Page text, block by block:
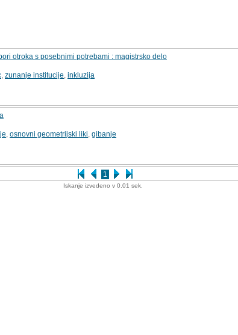
1
otroka s posebnimi potrebami : magistrsko delo
zunanje institucije inkluzija
osnovni geometrijski liki gibanje
Iskanje izvedeno v 0.01 sek.